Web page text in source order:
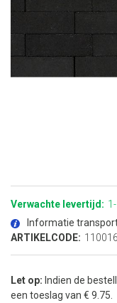
naar
begin
de
afbeeldingen-
Verwachte levertijd:
Informatie
ARTIKELCODE:
Let op: Indien de
een toeslag van € 9.75.